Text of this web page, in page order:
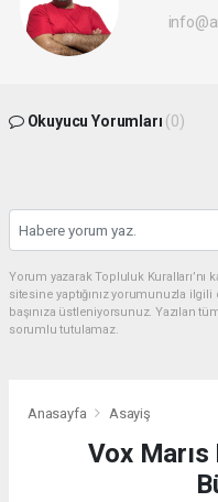
Okuyucu Yorumları (0)
Yorum yazarak Topluluk
sitesine yaptığınız yorumunuzla
başınıza üstleniyorsunuz. Yazılan
sorumlu tutulamaz.
Anasayfa Asayiş
Vox Marıs